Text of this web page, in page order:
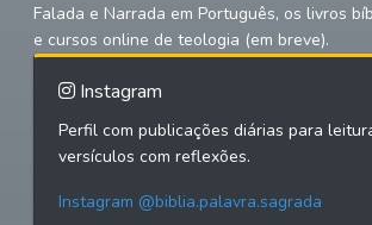
Falada e Narrada em Português, os livros
e cursos online de teologia (em breve).
Instagram
Perfil com publicações diárias para
versículos com reflexões.
Instagram @biblia.palavra.sagrada